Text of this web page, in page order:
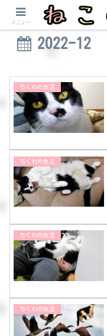
2022-12
ちくわの生活
ちくわの生活
ちくわの生活
ちくわの生活
メニュー